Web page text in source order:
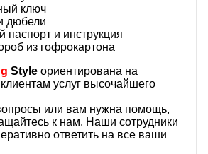
ключ
дюбели
паспорт и инструкция
из гофрокартона
Style ориентирована на
услуг высочайшего
или вам нужна помощь,
к нам. Наши сотрудники
ответить на все ваши